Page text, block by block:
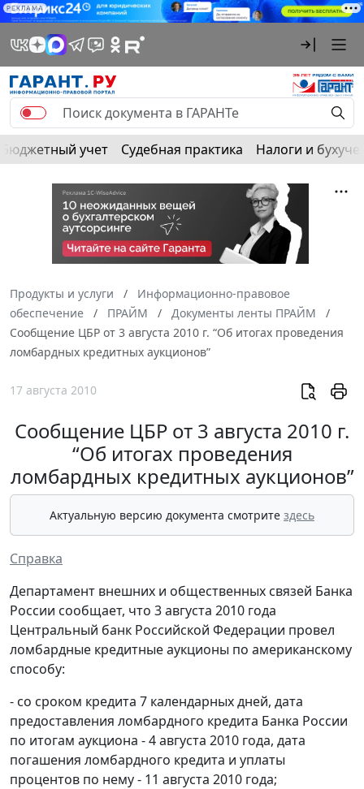
РЕКЛАМА
Бюджетный учет Судебная практика Налоги и
Продукты и услуги
Информационно-правовое
обеспечение
ПРАЙМ
Документы ленты ПРАЙМ
Сообщение ЦБР от 3 августа 2010 г. “Об итогах проведения
ломбардных кредитных аукционов”
17 августа 2010
Сообщение ЦБР от 3 августа 2010 г.
“Об итогах проведения
ломбардных кредитных аукционов”
Актуальную версию документа смотрите здесь
Справка
Департамент внешних и общественных связей Банка
России сообщает, что 3 августа 2010 года
Центральный банк Российской Федерации провел
ломбардные кредитные аукционы по американскому
способу:
- со сроком кредита 7 календарных дней, дата
предоставления ломбардного кредита Банка России
по итогам аукциона - 4 августа 2010 года, дата
погашения ломбардного кредита и уплаты
процентов по нему - 11 августа 2010 года;